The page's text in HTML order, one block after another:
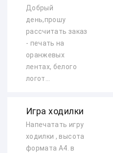
Добрый
день,прошу
рассчитать заказ
- печать на
оранжевых
лентах, белого
логот...
Игра ходилки
Напечатать игру
ходилки , высота
формата А4. в